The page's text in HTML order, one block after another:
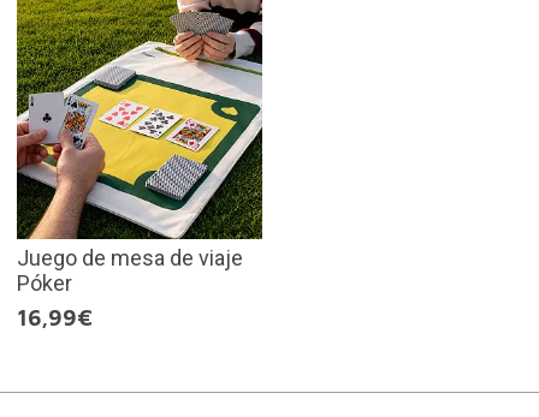
Juego de mesa de viaje
Póker
16,99€